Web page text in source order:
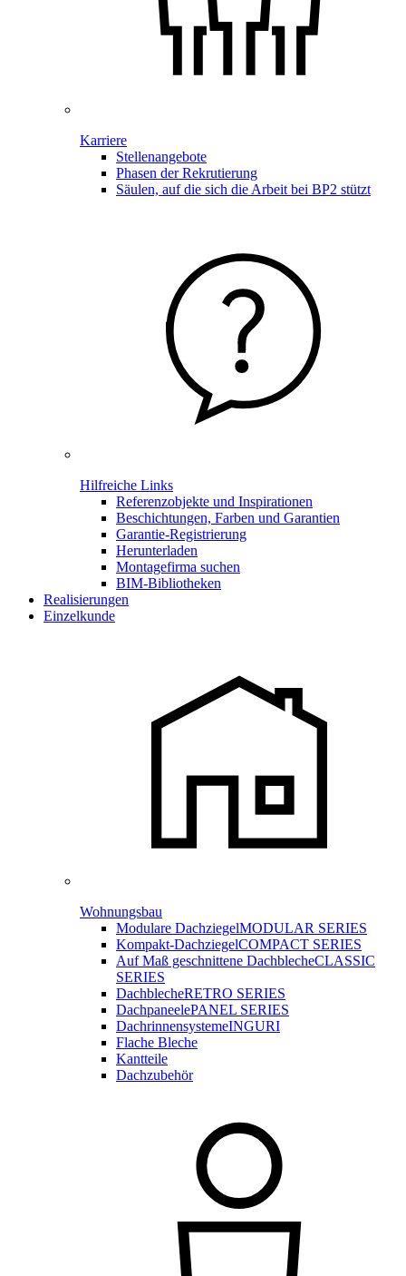
Karriere
Stellenangebote
Phasen der Rekrutierung
Säulen, auf die sich die Arbeit bei BP2 stützt
Hilfreiche Links
Referenzobjekte und Inspirationen
Beschichtungen, Farben und Garantien
Garantie-Registrierung
Herunterladen
Montagefirma suchen
BIM-Bibliotheken
Realisierungen
Einzelkunde
Wohnungsbau
Modulare DachziegelMODULAR SERIES
Kompakt-DachziegelCOMPACT SERIES
Auf Maß geschnittene DachblecheCLASSIC
SERIES
DachblecheRETRO SERIES
DachpaneelePANEL SERIES
DachrinnensystemeINGURI
Flache Bleche
Kantteile
Dachzubehör